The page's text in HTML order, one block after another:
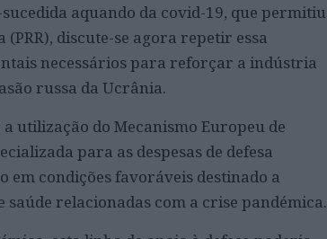
aquando da covid-19, que permitiu
discute-se agora repetir essa
necessários para reforçar a indústria
russa da Ucrânia.
utilização do Mecanismo Europeu de
para as despesas de defesa
em condições favoráveis destinado a
saúde relacionadas com a crise pandémica.